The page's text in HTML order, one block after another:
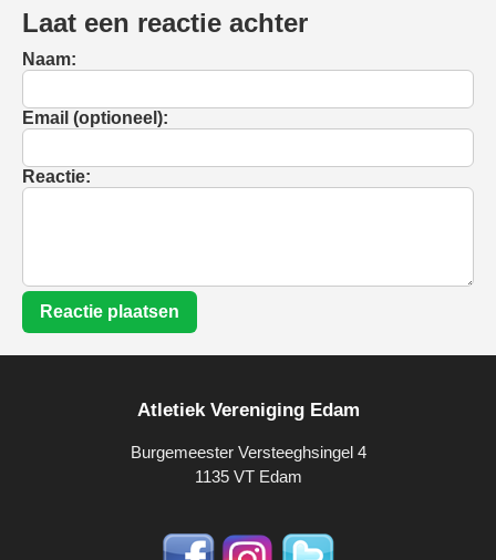
Laat een reactie achter
Naam:
Email (optioneel):
Reactie:
Reactie plaatsen
Atletiek Vereniging Edam
Burgemeester Versteeghsingel 4
1135 VT Edam